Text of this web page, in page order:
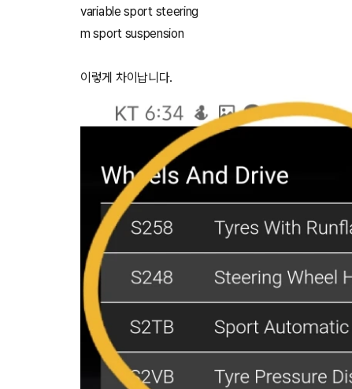
variable sport steering
m sport suspension
이렇게 차이납니다.